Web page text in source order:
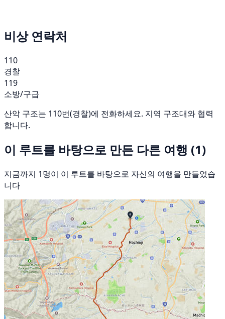
비상 연락처
110
경찰
119
소방/구급
산악 구조는 110번(경찰)에 전화하세요. 지역 구조대와 협력
합니다.
이 루트를 바탕으로 만든 다른 여행 (1)
지금까지 1명이 이 루트를 바탕으로 자신의 여행을 만들었습
니다